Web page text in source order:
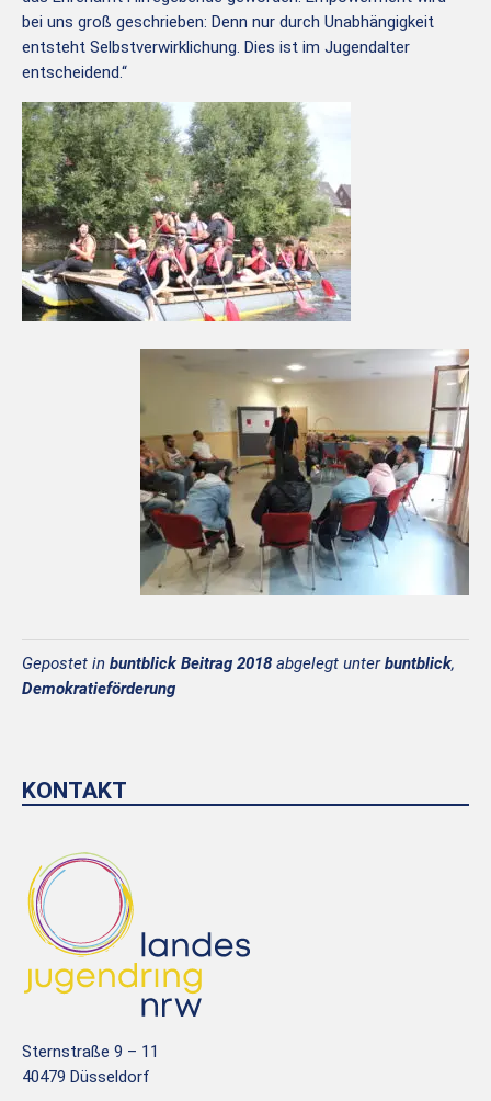
bei uns groß geschrieben: Denn nur durch Unabhängigkeit
entsteht Selbstverwirklichung. Dies ist im Jugendalter
entscheidend.“
Gepostet in buntblick Beitrag 2018 abgelegt unterbuntblick,
Demokratieförderung
KONTAKT
Sternstraße 9 – 11
40479 Düsseldorf